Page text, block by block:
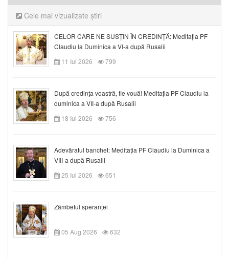
Cele mai vizualizate știri
CELOR CARE NE SUSȚIN ÎN CREDINȚĂ: Meditația PF
Claudiu la Duminica a VI-a după Rusalii
11 Iul 2026
799
După credinţa voastră, fie vouă! Meditația PF Claudiu la
duminica a VII-a după Rusalii
18 Iul 2026
756
Adevăratul banchet: Meditația PF Claudiu la Duminica a
VIII-a după Rusalii
25 Iul 2026
651
Zâmbetul speranței
05 Aug 2026 632